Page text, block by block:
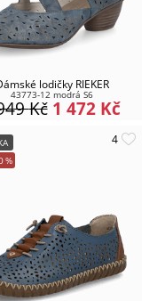
lodičky RIEKER
43773-12 modrá S6
1 472 Kč
Kč
%